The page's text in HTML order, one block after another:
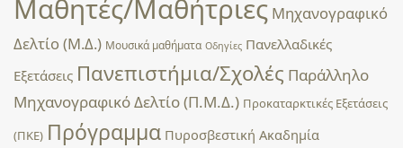
Μαθητές/Μαθήτριες Μηχανογραφικό
Δελτίο (Μ.Δ.) Μουσικά μαθήματα Οδηγίες Πανελλαδικές
Εξετάσεις Πανεπιστήμια/Σχολές Παράλληλο
Μηχανογραφικό Δελτίο (Π.Μ.Δ.) Προκαταρκτικές Εξετάσεις
(ΠΚΕ) Πρόγραμμα Πυροσβεστική Ακαδημία